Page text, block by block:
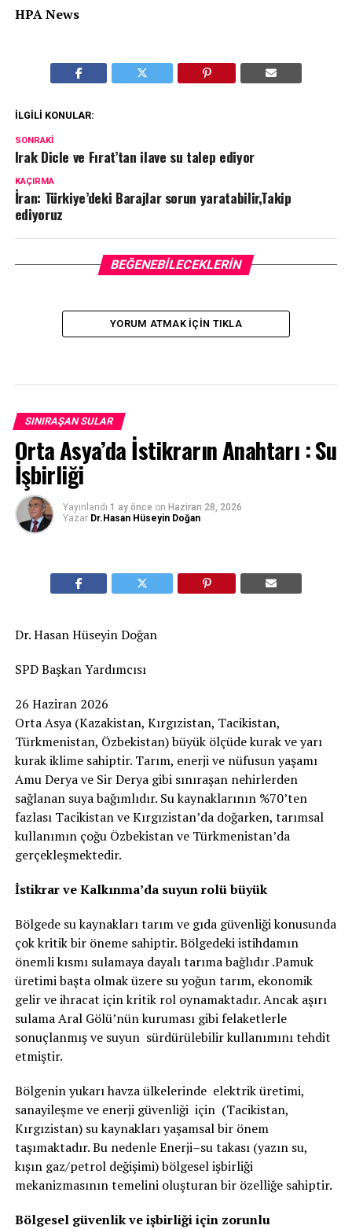
HPA News
İLGILI KONULAR:
SONRAKI
Irak Dicle ve Fırat’tan ilave su talep ediyor
KAÇIRMA
İran: Türkiye’deki Barajlar sorun yaratabilir,Takip
ediyoruz
BEĞENEBILECEKLERIN
YORUM ATMAK IÇIN TIKLA
SINIRAŞAN SULAR
Orta Asya’da İstikrarın Anahtarı : Su
İşbirliği
Yayınlandı 1 ay önce on Haziran 28, 2026
Yazar Dr.Hasan Hüseyin Doğan
Dr. Hasan Hüseyin Doğan
SPD Başkan Yardımcısı
26 Haziran 2026
Orta Asya (Kazakistan, Kırgızistan, Tacikistan,
Türkmenistan, Özbekistan) büyük ölçüde kurak ve yarı
kurak iklime sahiptir. Tarım, enerji ve nüfusun yaşamı
Amu Derya ve Sir Derya gibi sınıraşan nehirlerden
sağlanan suya bağımlıdır. Su kaynaklarının %70’ten
fazlası Tacikistan ve Kırgızistan’da doğarken, tarımsal
kullanımın çoğu Özbekistan ve Türkmenistan’da
gerçekleşmektedir.
İstikrar ve Kalkınma’da suyun rolü büyük
Bölgede su kaynakları tarım ve gıda güvenliği konusunda
çok kritik bir öneme sahiptir. Bölgedeki istihdamın
önemli kısmı sulamaya dayalı tarıma bağlıdır .Pamuk
üretimi başta olmak üzere su yoğun tarım, ekonomik
gelir ve ihracat için kritik rol oynamaktadır. Ancak aşırı
sulama Aral Gölü’nün kuruması gibi felaketlerle
sonuçlanmış ve suyun sürdürülebilir kullanımını tehdit
etmiştir.
Bölgenin yukarı havza ülkelerinde elektrik üretimi,
sanayileşme ve enerji güvenliği için (Tacikistan,
Kırgızistan) su kaynakları yaşamsal bir önem
taşımaktadır. Bu nedenle Enerji–su takası (yazın su,
kışın gaz/petrol değişimi) bölgesel işbirliği
mekanizmasının temelini oluşturan bir özelliğe sahiptir.
Bölgesel güvenlik ve işbirliği için zorunlu